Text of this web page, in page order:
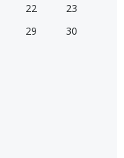
22
23
29
30